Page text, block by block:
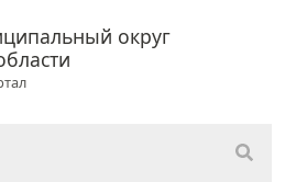
округ